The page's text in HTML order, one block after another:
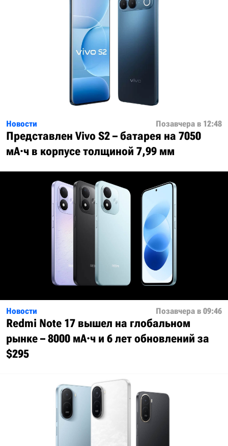
Новости Позавчера в 12:48
Представлен Vivo S2 – батарея на 7050
мА·ч в корпусе толщиной 7,99 мм
Новости Позавчера в 09:46
Redmi Note 17 вышел на глобальном
рынке – 8000 мА·ч и 6 лет обновлений за
$295